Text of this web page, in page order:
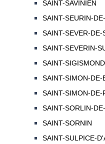
SAINT-SAVINIEN
SAINT-SEURIN-
SAINT-SEVER-DE-
SAINT-SEVERIN-
SAINT-
SAINT-SIMON-DE-
SAINT-SIMON-DE-
SAINT-SORLIN-
SAINT-SORNIN
SAINT-SULPICE-